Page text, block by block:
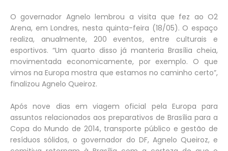
O governador Agnelo lembrou a visita que fez ao O2
Arena, em Londres, nesta quinta-feira (18/05). O espaço
realiza, anualmente, 200 eventos, entre culturais e
esportivos. “Um quarto disso já manteria Brasília cheia,
movimentada economicamente, por exemplo. O que
vimos na Europa mostra que estamos no caminho certo”,
finalizou Agnelo Queiroz.
Após nove dias em viagem oficial pela Europa para
assuntos relacionados aos preparativos de Brasília para a
Copa do Mundo de 2014, transporte público e gestão de
resíduos sólidos, o governador do DF, Agnelo Queiroz, e